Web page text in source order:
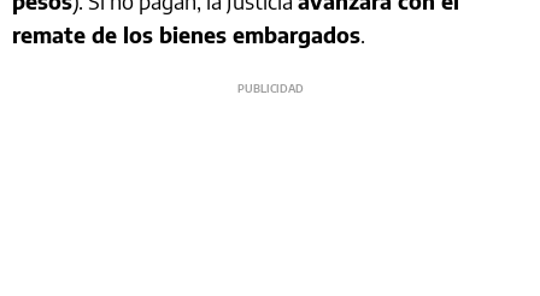
remate de los bienes embargados.